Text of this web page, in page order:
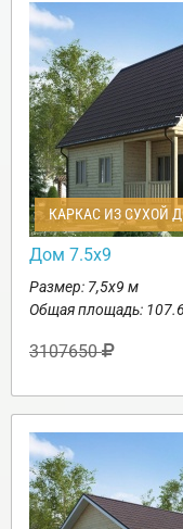
КАРКАС ИЗ СУХОЙ
Дом 7.5х9
Размер: 7,5х9 м
Общая площадь: 107.6
3107650